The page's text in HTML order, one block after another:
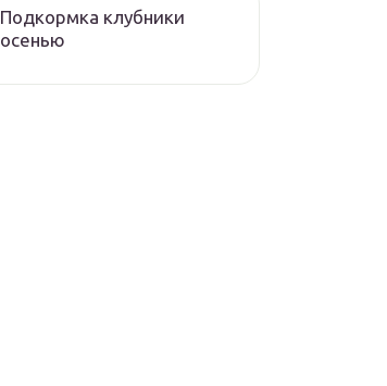
Подкормка клубники
осенью